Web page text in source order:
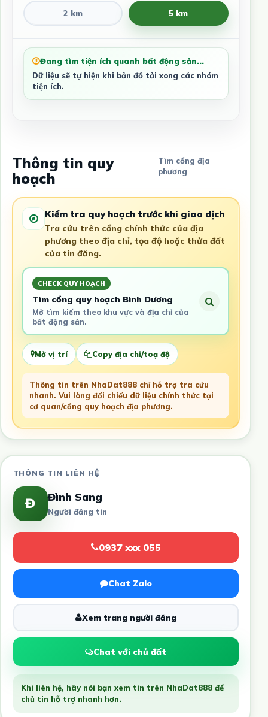
2 km 5 km
Đang tìm tiện ích quanh bất động sản...
Dữ liệu sẽ tự hiện khi bản đồ tải xong các nhóm
tiện ích.
Thông tin quy
hoạch
Tìm cổng địa
phương
Kiểm tra quy hoạch trước khi giao dịch
Tra cứu trên cổng chính thức của địa
phương theo địa chỉ, tọa độ hoặc thửa đất
của tin đăng.
CHECK QUY HOẠCH
Tìm cổng quy hoạch Bình Dương
Mở tìm kiếm theo khu vực và địa chỉ của
bất động sản.
Mở vị trí Copy địa chỉ/toạ độ
Thông tin trên NhaDat888 chỉ hỗ trợ tra cứu
nhanh. Vui lòng đối chiếu dữ liệu chính thức tại
cơ quan/cổng quy hoạch địa phương.
THÔNG TIN LIÊN HỆ
Đ Đình Sang
Người đăng tin
0937 xxx 055
Chat Zalo
Xem trang người đăng
Chat với chủ đất
Khi liên hệ, hãy nói bạn xem tin trên NhaDat888 để
chủ tin hỗ trợ nhanh hơn.